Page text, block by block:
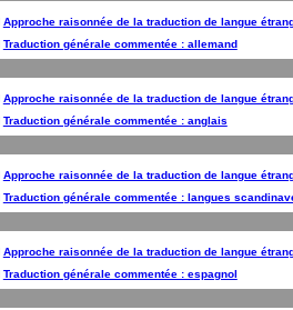
Approche raisonnée de la traduction de langue
Traduction générale commentée : allemand
Approche raisonnée de la traduction de langue
Traduction générale commentée : anglais
Approche raisonnée de la traduction de langue
Traduction générale commentée : langues
Approche raisonnée de la traduction de langue
Traduction générale commentée : espagnol